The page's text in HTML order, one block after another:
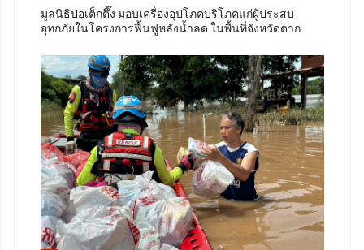
มูลนิธิป่อเต็กตึ๊ง มอบเครื่องอุปโภคบริโภคแก่ผู้ประสบ
อุทกภัยในโครงการฟื้นฟูหลังน้ำลด ในพื้นที่จังหวัดตาก